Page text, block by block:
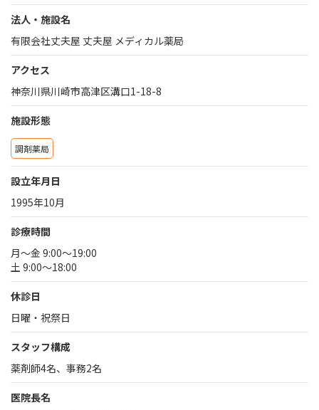
法人・施設名
有限会社丈夫屋 丈夫屋 メディカル薬局
アクセス
神奈川県川崎市高津区溝口1-18-8
施設形態
調剤薬局
設立年月日
1995年10月
診療時間
月〜金 9:00〜19:00
土 9:00〜18:00
休診日
日曜・祝祭日
スタッフ構成
薬剤師4名、事務2名
医院長名